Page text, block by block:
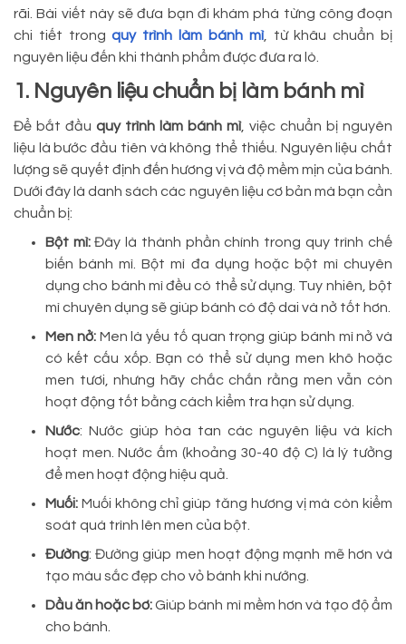
rãi. Bài viết này sẽ đưa bạn đi khám phá từng công đoạn
chi tiết trongquy trình làm bánh mì, từ khâu chuẩn bị
nguyên liệu đến khi thành phẩm được đưa ra lò.
1. Nguyên liệu chuẩn bị làm bánh mì
Để bắt đầu quy trình làm bánh mì, việc chuẩn bị nguyên
liệu là bước đầu tiên và không thể thiếu. Nguyên liệu chất
lượng sẽ quyết định đến hương vị và độ mềm mịn của bánh.
Dưới đây là danh sách các nguyên liệu cơ bản mà bạn cần
chuẩn bị:
Bột mì:Đây là thành phần chính trong quy trình chế
biến bánh mì. Bột mì đa dụng hoặc bột mì chuyên
dụng cho bánh mì đều có thể sử dụng. Tuy nhiên, bột
mì chuyên dụng sẽ giúp bánh có độ dai và nở tốt hơn.
Men nở: Men là yếu tố quan trọng giúp bánh mì nở và
có kết cấu xốp. Bạn có thể sử dụng men khô hoặc
men tươi, nhưng hãy chắc chắn rằng men vẫn còn
hoạt động tốt bằng cách kiểm tra hạn sử dụng.
Nước: Nước giúp hòa tan các nguyên liệu và kích
hoạt men. Nước ấm (khoảng 30-40 độ C) là lý tưởng
để men hoạt động hiệu quả.
Muối: Muối không chỉ giúp tăng hương vị mà còn kiểm
soát quá trình lên men của bột.
Đường: Đường giúp men hoạt động mạnh mẽ hơn và
tạo màu sắc đẹp cho vỏ bánh khi nướng.
Dầu ăn hoặc bơ:Giúp bánh mì mềm hơn và tạo độ ẩm
cho bánh.